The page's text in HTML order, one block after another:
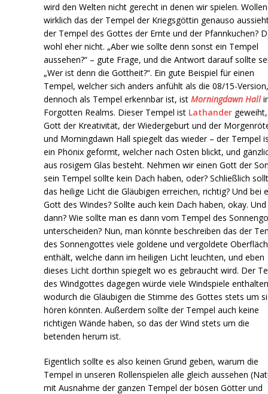
wird den Welten nicht gerecht in denen wir spielen. Wollen
wirklich das der Tempel der Kriegsgöttin genauso
der Tempel des Gottes der Ernte und der Pfannkuchen?
wohl eher nicht. „Aber wie sollte denn sonst ein Tempel
aussehen?“ – gute Frage, und die Antwort darauf sollte
„Wer ist denn die Gottheit?“. Ein gute Beispiel für einen
Tempel, welcher sich anders anfühlt als die 08/15-
dennoch als Tempel erkennbar ist, istMorningdawn Hall
Forgotten Realms. Dieser Tempel ist Lathander
Gott der Kreativität, der Wiedergeburt und der
und Morningdawn Hall spiegelt das wieder – der Tempel
ein Phönix geformt, welcher nach Osten blickt, und
aus rosigem Glas besteht. Nehmen wir einen Gott der
sein Tempel sollte kein Dach haben, oder? Schließlich
das heilige Licht die Gläubigen erreichen, richtig? Und bei
Gott des Windes? Sollte auch kein Dach haben, okay. Und
dann? Wie sollte man es dann vom Tempel des
unterscheiden? Nun, man könnte beschreiben das der
des Sonnengottes viele goldene und vergoldete
enthält, welche dann im heiligen Licht leuchten, und eben
dieses Licht dorthin spiegelt wo es gebraucht wird. Der
des Windgottes dagegen würde viele Windspiele
wodurch die Gläubigen die Stimme des Gottes stets um
hören könnten. Außerdem sollte der Tempel auch keine
richtigen Wände haben, so das der Wind stets um die
betenden herum ist.
Eigentlich sollte es also keinen Grund geben, warum die
Tempel in unseren Rollenspielen alle gleich aussehen
mit Ausnahme der ganzen Tempel der bösen Götter und